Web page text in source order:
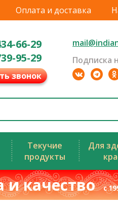
Оплата и доставка
66-29
95-29
звонок
Подписка
Текучие
продукты
Для
и качествос